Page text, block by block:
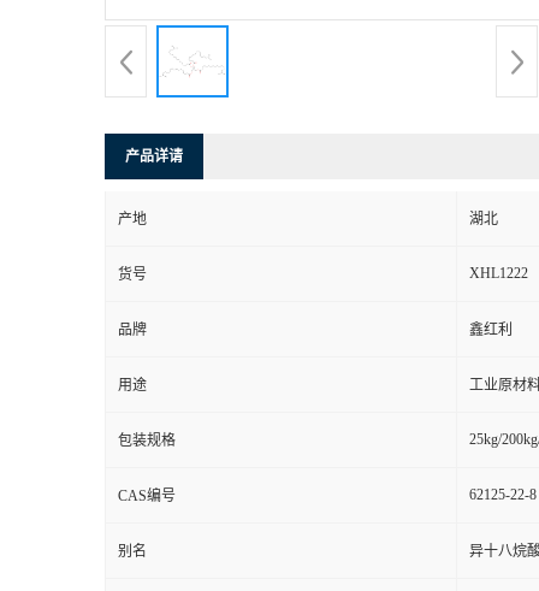
产品详请
产地 湖北
货号 XHL1222
品牌 鑫红利
用途 工业原材
包装规格 25kg/
CAS编号 62125-22-8
别名 异十八烷